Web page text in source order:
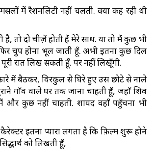
में रैशनलिटी नहीं चलती. क्या कह रही थी
है, तो दो चीज़ें होती हैं मेरे साथ. या तो मैं कुछ भी
चुप होना भूल जाती हूँ. अभी इतना कुछ दिल
रात लिख सकती हूँ. पर नहीं लिखूँगी.
में बैठकर, विरकुल से घिरे हुए उस छोटे से नाले
गाँव वाले घर तक जाना चाहती हूँ, जहाँ शिव
और कुछ नहीं चाहती. शायद वहाँ पहुँचना भी
इतना प्यारा लगता है कि फ़िल्म शुरू होने
को लिखती हूँ,